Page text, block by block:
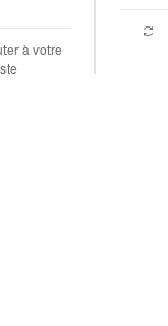
à votre